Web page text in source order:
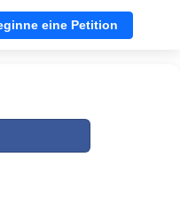
eine Petition